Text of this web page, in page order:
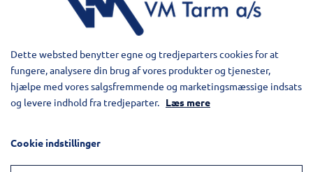
Amanda, 2.B
Vi vil gjerne takke både elevene og Tarm
Skole for det store engasjementet.
Utsmykningen gjør svejsetårnet til mer
enn en produksjonsbygning – det har blitt
Dette websted benytter egne og tredjeparters cookies for at
fungere, analysere din brug af vores produkter og tjenester,
hjælpe med vores salgsfremmende og marketingsmæssige indsats
og levere indhold fra tredjeparter. Læs mere
Cookie indstillinger